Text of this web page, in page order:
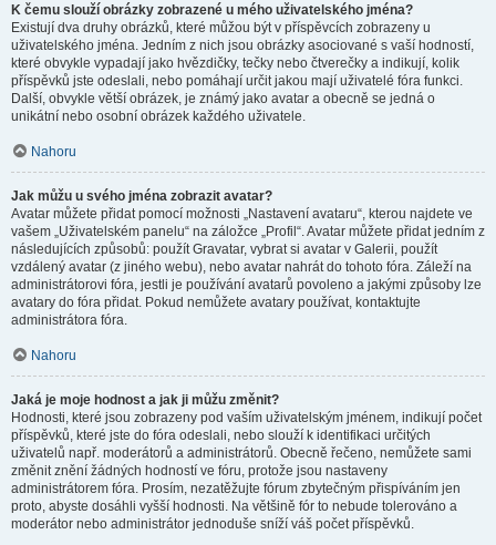
K čemu slouží obrázky zobrazené u mého uživatelského jména?
Existují dva druhy obrázků, které můžou být v příspěvcích zobrazeny u
uživatelského jména. Jedním z nich jsou obrázky asociované s vaší hodností,
které obvykle vypadají jako hvězdičky, tečky nebo čtverečky a indikují, kolik
příspěvků jste odeslali, nebo pomáhají určit jakou mají uživatelé fóra funkci.
Další, obvykle větší obrázek, je známý jako avatar a obecně se jedná o
unikátní nebo osobní obrázek každého uživatele.
Nahoru
Jak můžu u svého jména zobrazit avatar?
Avatar můžete přidat pomocí možnosti „Nastavení avataru“, kterou najdete ve
vašem „Uživatelském panelu“ na záložce „Profil“. Avatar můžete přidat jedním z
následujících způsobů: použít Gravatar, vybrat si avatar v Galerii, použít
vzdálený avatar (z jiného webu), nebo avatar nahrát do tohoto fóra. Záleží na
administrátorovi fóra, jestli je používání avatarů povoleno a jakými způsoby lze
avatary do fóra přidat. Pokud nemůžete avatary používat, kontaktujte
administrátora fóra.
Nahoru
Jaká je moje hodnost a jak ji můžu změnit?
Hodnosti, které jsou zobrazeny pod vaším uživatelským jménem, indikují počet
příspěvků, které jste do fóra odeslali, nebo slouží k identifikaci určitých
uživatelů např. moderátorů a administrátorů. Obecně řečeno, nemůžete sami
změnit znění žádných hodností ve fóru, protože jsou nastaveny
administrátorem fóra. Prosím, nezatěžujte fórum zbytečným přispíváním jen
proto, abyste dosáhli vyšší hodnosti. Na většině fór to nebude tolerováno a
moderátor nebo administrátor jednoduše sníží váš počet příspěvků.